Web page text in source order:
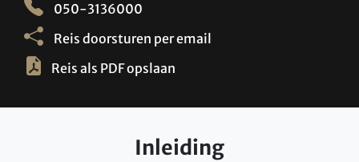
050-3136000
Reis doorsturen per email
Reis als PDF opslaan
Inleiding